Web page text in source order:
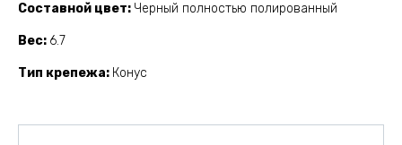
Составной цвет Черный полностью полированный
Вес 6.7
Тип крепежа Конус